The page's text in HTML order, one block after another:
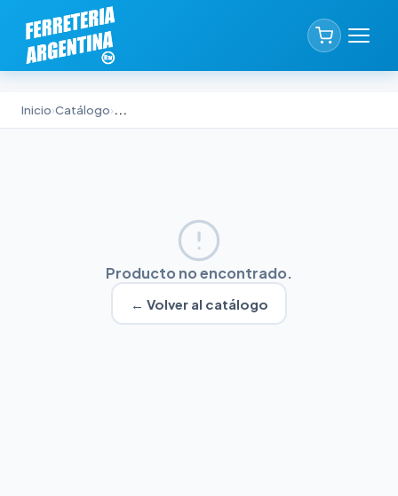
Inicio›Catálogo›...
Producto no encontrado.
← Volver al catálogo